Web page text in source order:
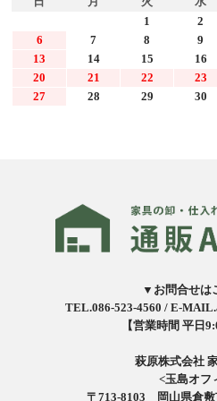
1
2
6
7 8 9
13
14 15 16
20
21 22 23
27
28 29 30
▼お問合せは
TEL.086-523-4560 / E-
【営業時間 平日
萩原株式会社
<玉島オフ
〒713-8103 岡山県倉敷